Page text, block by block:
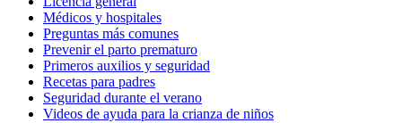
Médicos y hospitales
Preguntas más comunes
Prevenir el parto prematuro
Primeros auxilios y seguridad
Recetas para padres
Seguridad durante el verano
Videos de ayuda para la crianza de niños